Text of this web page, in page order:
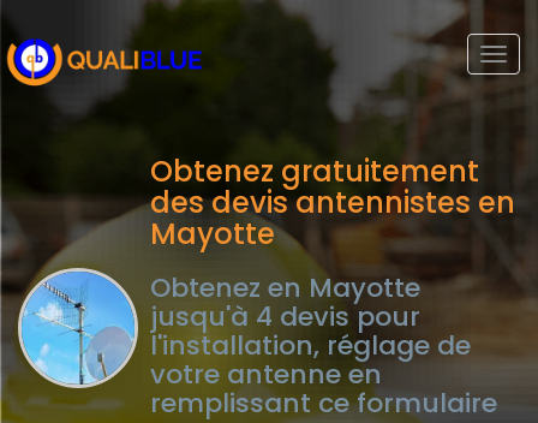
Obtenez gratuitement
des devis antennistes en
Mayotte
Obtenez en Mayotte
jusqu'à 4 devis pour
l'installation, réglage de
votre antenne en
remplissant ce formulaire